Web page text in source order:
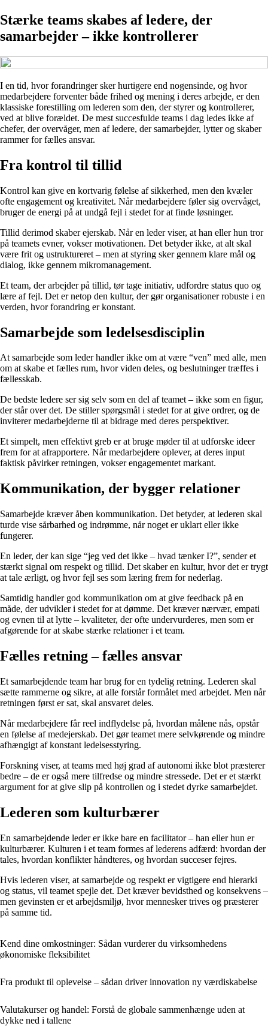
Stærke teams skabes af ledere, der
samarbejder – ikke kontrollerer
I en tid, hvor forandringer sker hurtigere end nogensinde, og hvor
medarbejdere forventer både frihed og mening i deres arbejde, er den
klassiske forestilling om lederen som den, der styrer og kontrollerer,
ved at blive forældet. De mest succesfulde teams i dag ledes ikke af
chefer, der overvåger, men af ledere, der samarbejder, lytter og skaber
rammer for fælles ansvar.
Fra kontrol til tillid
Kontrol kan give en kortvarig følelse af sikkerhed, men den kvæler
ofte engagement og kreativitet. Når medarbejdere føler sig overvåget,
bruger de energi på at undgå fejl i stedet for at finde løsninger.
Tillid derimod skaber ejerskab. Når en leder viser, at han eller hun tror
på teamets evner, vokser motivationen. Det betyder ikke, at alt skal
være frit og ustruktureret – men at styring sker gennem klare mål og
dialog, ikke gennem mikromanagement.
Et team, der arbejder på tillid, tør tage initiativ, udfordre status quo og
lære af fejl. Det er netop den kultur, der gør organisationer robuste i en
verden, hvor forandring er konstant.
Samarbejde som ledelsesdisciplin
At samarbejde som leder handler ikke om at være “ven” med alle, men
om at skabe et fælles rum, hvor viden deles, og beslutninger træffes i
fællesskab.
De bedste ledere ser sig selv som en del af teamet – ikke som en figur,
der står over det. De stiller spørgsmål i stedet for at give ordrer, og de
inviterer medarbejderne til at bidrage med deres perspektiver.
Et simpelt, men effektivt greb er at bruge møder til at udforske ideer
frem for at afrapportere. Når medarbejdere oplever, at deres input
faktisk påvirker retningen, vokser engagementet markant.
Kommunikation, der bygger relationer
Samarbejde kræver åben kommunikation. Det betyder, at lederen skal
turde vise sårbarhed og indrømme, når noget er uklart eller ikke
fungerer.
En leder, der kan sige “jeg ved det ikke – hvad tænker I?”, sender et
stærkt signal om respekt og tillid. Det skaber en kultur, hvor det er trygt
at tale ærligt, og hvor fejl ses som læring frem for nederlag.
Samtidig handler god kommunikation om at give feedback på en
måde, der udvikler i stedet for at dømme. Det kræver nærvær, empati
og evnen til at lytte – kvaliteter, der ofte undervurderes, men som er
afgørende for at skabe stærke relationer i et team.
Fælles retning – fælles ansvar
Et samarbejdende team har brug for en tydelig retning. Lederen skal
sætte rammerne og sikre, at alle forstår formålet med arbejdet. Men når
retningen først er sat, skal ansvaret deles.
Når medarbejdere får reel indflydelse på, hvordan målene nås, opstår
en følelse af medejerskab. Det gør teamet mere selvkørende og mindre
afhængigt af konstant ledelsesstyring.
Forskning viser, at teams med høj grad af autonomi ikke blot præsterer
bedre – de er også mere tilfredse og mindre stressede. Det er et stærkt
argument for at give slip på kontrollen og i stedet dyrke samarbejdet.
Lederen som kulturbærer
En samarbejdende leder er ikke bare en facilitator – han eller hun er
kulturbærer. Kulturen i et team formes af lederens adfærd: hvordan der
tales, hvordan konflikter håndteres, og hvordan succeser fejres.
Hvis lederen viser, at samarbejde og respekt er vigtigere end hierarki
og status, vil teamet spejle det. Det kræver bevidsthed og konsekvens –
men gevinsten er et arbejdsmiljø, hvor mennesker trives og præsterer
på samme tid.
Kend dine omkostninger: Sådan vurderer du virksomhedens
økonomiske fleksibilitet
Fra produkt til oplevelse – sådan driver innovation ny værdiskabelse
Valutakurser og handel: Forstå de globale sammenhænge uden at
dykke ned i tallene